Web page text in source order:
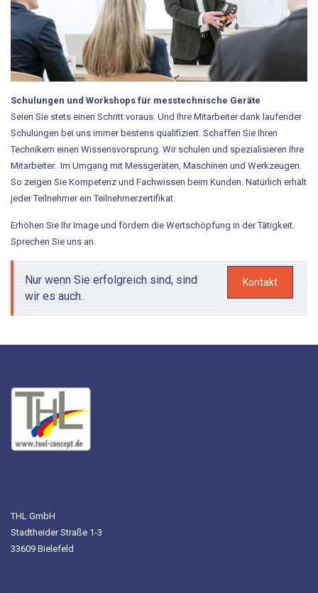
tool-concept
Entwicklung
Herstellung
Handel
Produkte
DynaMont Hubtisch
Tool-Kits
Reparaturservice
Kontakt
News
Schulungen und Workshops für messtechnische Geräte
Seien Sie stets einen Schritt voraus. Und Ihre Mitarbeiter dank laufender
Schulungen bei uns immer bestens qualifiziert. Schaffen Sie Ihren
Technikern einen Wissensvorsprung. Wir schulen und spezialisieren Ihre
Mitarbeiter. Im Umgang mit Messgeräten, Maschinen und Werkzeugen.
So zeigen Sie Kompetenz und Fachwissen beim Kunden. Natürlich erhält
jeder Teilnehmer ein Teilnehmerzertifikat.
Erhöhen Sie Ihr Image und fördern die Wertschöpfung in der Tätigkeit.
Sprechen Sie uns an.
Kontakt
Nur wenn Sie erfolgreich sind, sind
wir es auch.
THL GmbH
Stadtheider Straße 1-3
33609 Bielefeld